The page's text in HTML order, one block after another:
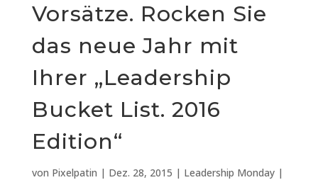
Vorsätze. Rocken Sie
das neue Jahr mit
Ihrer „Leadership
Bucket List. 2016
Edition“
von Pixelpatin | Dez. 28, 2015 | Leadership Monday|